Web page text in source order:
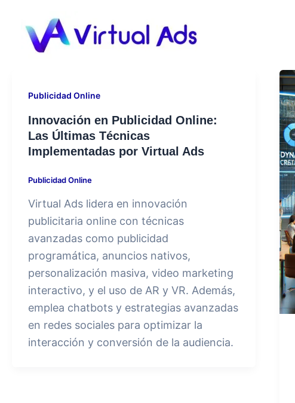
contenido
Publicidad Online
⁠Innovación en Publicidad Online:
Las Últimas Técnicas
Implementadas por Virtual Ads
Publicidad Online
Virtual Ads lidera en innovación
publicitaria online con técnicas
avanzadas como publicidad
programática, anuncios nativos,
personalización masiva, video marketing
interactivo, y el uso de AR y VR. Además,
emplea chatbots y estrategias avanzadas
en redes sociales para optimizar la
interacción y conversión de la audiencia.